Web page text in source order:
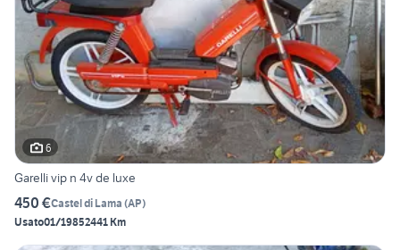
6
Garelli vip n 4v de luxe
450 €Castel di Lama (AP)
Usato01/19852441 Km